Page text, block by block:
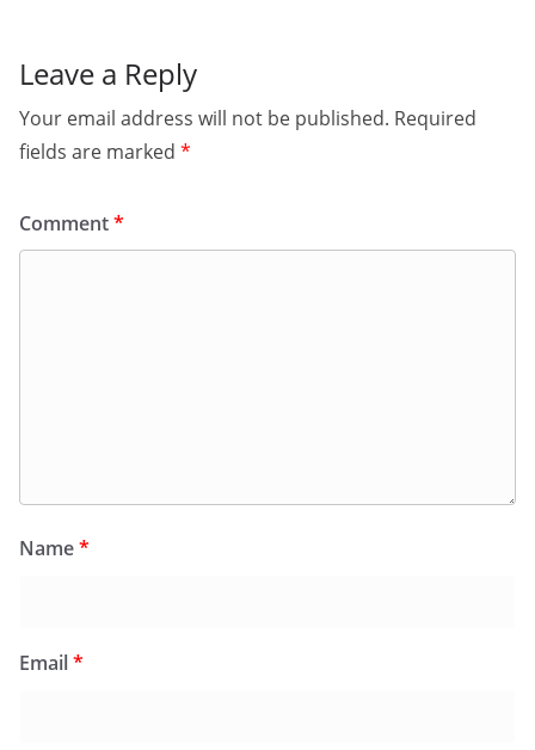
Leave a Reply
Your email address will not be published. Required
fields are marked *
Comment*
Name*
Email*